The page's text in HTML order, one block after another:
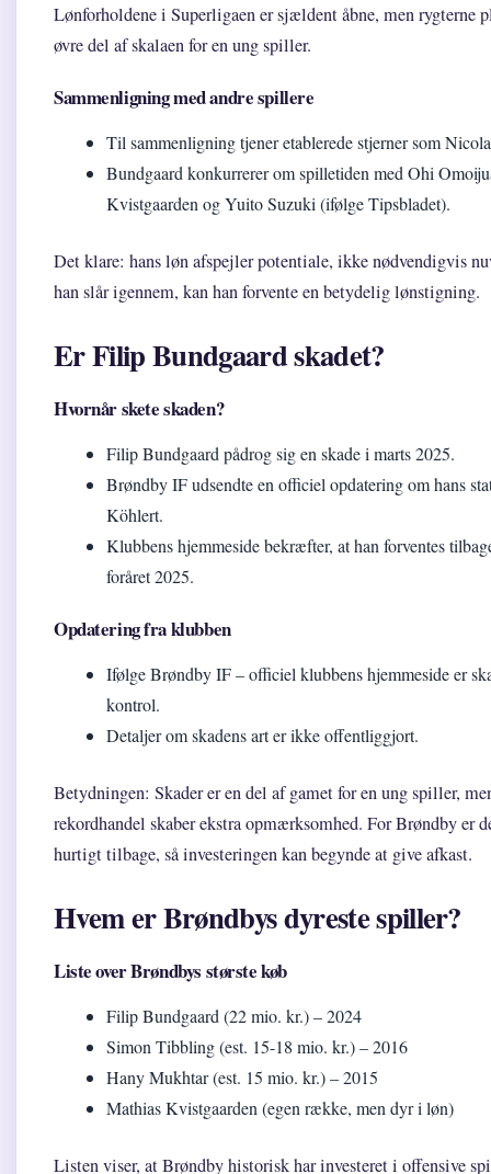
Lønforholdene i Superligaen er sjældent åbne, men rygterne
øvre del af skalaen for en ung spiller.
Sammenligning med andre spillere
Til sammenligning tjener etablerede stjerner som
Bundgaard konkurrerer om spilletiden med Ohi
Kvistgaarden og Yuito Suzuki (ifølge Tipsbladet).
Det klare: hans løn afspejler potentiale, ikke nødvendigvis
han slår igennem, kan han forvente en betydelig lønstigning.
Er Filip Bundgaard skadet?
Hvornår skete skaden?
Filip Bundgaard pådrog sig en skade i marts 2025.
Brøndby IF udsendte en officiel opdatering om hans
Köhlert.
Klubbens hjemmeside bekræfter, at han forventes
foråret 2025.
Opdatering fra klubben
Ifølge Brøndby IF – officiel klubbens hjemmeside er
kontrol.
Detaljer om skadens art er ikke offentliggjort.
Betydningen: Skader er en del af gamet for en ung spiller,
rekordhandel skaber ekstra opmærksomhed. For Brøndby er
hurtigt tilbage, så investeringen kan begynde at give afkast.
Hvem er Brøndbys dyreste spiller?
Liste over Brøndbys største køb
Filip Bundgaard (22 mio. kr.) – 2024
Simon Tibbling (est. 15-18 mio. kr.) – 2016
Hany Mukhtar (est. 15 mio. kr.) – 2015
Mathias Kvistgaarden (egen række, men dyr i løn)
Listen viser, at Brøndby historisk har investeret i offensive